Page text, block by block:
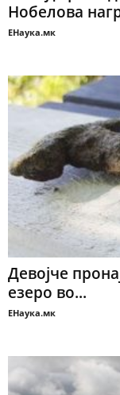
Нобелова
ЕНаука.мк
Девојче
езеро во...
ЕНаука.мк